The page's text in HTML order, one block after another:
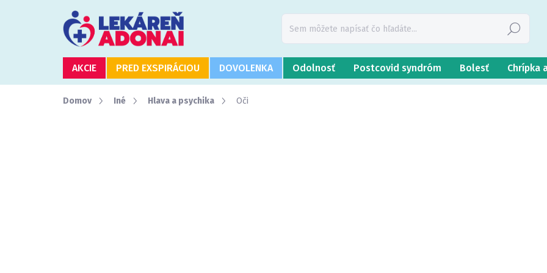
Hľadať
AKCIE PRED EXSPIRÁCIOU DOVOLENKA Odolnosť Postcovid syndróm Bolesť Chrípka
Domov Iné Hlava a psychika Oči